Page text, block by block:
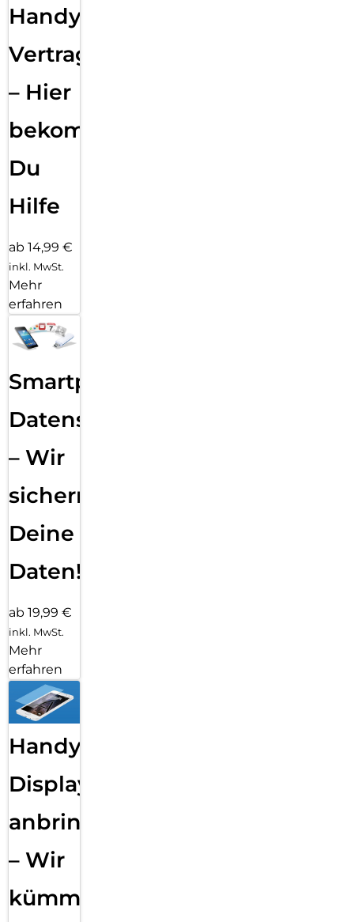
Handy
Vertragsabwicklung
– Hier
bekommst
Du
Hilfe
ab 14,99 €
inkl. MwSt.
Mehr
erfahren
Smartphone
Datensicherung
– Wir
sichern
Deine
Daten!
ab 19,99 €
inkl. MwSt.
Mehr
erfahren
Handy
Displayfolie
anbringen
– Wir
kümmern